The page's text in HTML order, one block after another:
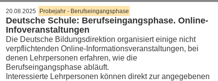
20.08.2025 Probejahr - Berufseingangsphase
Deutsche Schule: Berufseingangsphase. Online-
Infoveranstaltungen
Die Deutsche Bildungsdirektion organisiert einige nicht
verpflichtenden Online-Informationsveranstaltungen, bei
denen Lehrpersonen erfahren, wie die
Berufseingangsphase abläuft.
Interessierte Lehrpersonen können direkt zur angegebenen